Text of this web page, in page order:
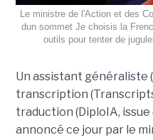
Le ministre de l'Action et des
dun sommet Je choisis la
outils pour tenter de
Un assistant généraliste
transcription
traduction (DiploIA, issue
annoncé ce jour par le